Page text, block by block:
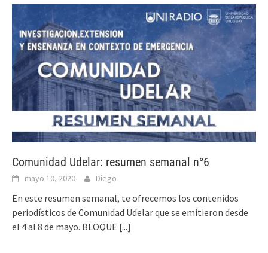
Comunidad Udelar: resumen semanal n°6
mayo 10, 2020 Diego
En este resumen semanal, te ofrecemos los contenidos
periodísticos de Comunidad Udelar que se emitieron desde
el 4 al 8 de mayo. BLOQUE [...]